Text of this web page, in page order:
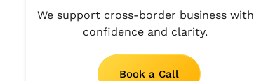
. 7. Conclusión
We support cross-border business with
confidence and clarity.
Book a Call